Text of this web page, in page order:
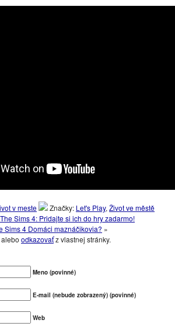
v meste Značky: Let's Play, Život ve městě
Sims 4: Pridajte si ich do hry zadarmo!
Sims 4 Domáci maznáčikovia? »
alebo odkazovaťz vlastnej stránky.
Meno (povinné)
E-mail (nebude zobrazený) (povinné)
Web